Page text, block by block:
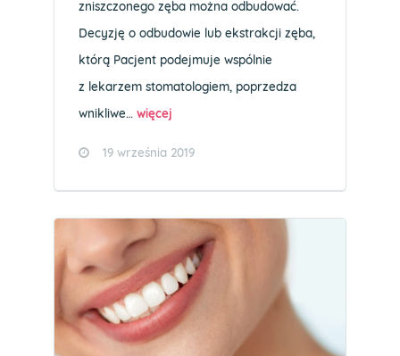
zniszczonego zęba można odbudować.
Decyzję o odbudowie lub ekstrakcji zęba,
którą Pacjent podejmuje wspólnie
z lekarzem stomatologiem, poprzedza
wnikliwe… więcej
19 września 2019